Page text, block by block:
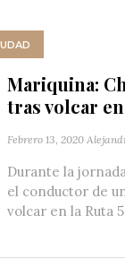
Mariquina:
tras volcar
Febrero 13, 2020
Durante la
el conductor de
volcar en la Ruta